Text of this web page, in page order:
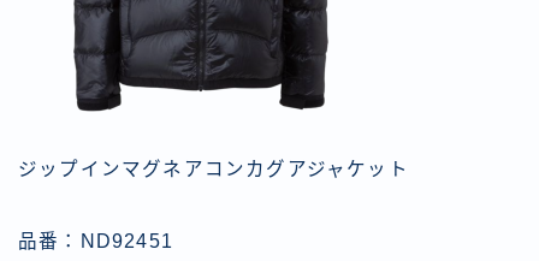
ジップインマグネアコンカグアジャケット
品番：ND92451